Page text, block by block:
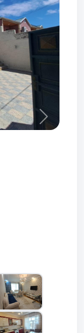
Next